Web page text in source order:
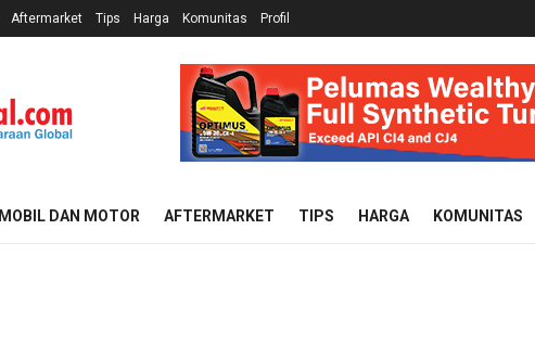
Aftermarket Tips Harga Komunitas Profil
MOBIL DAN MOTOR AFTERMARKET TIPS HARGA KOMUNITAS